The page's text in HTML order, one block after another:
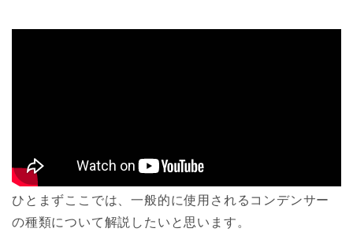
ひとまずここでは、一般的に使用されるコンデンサー
の種類について解説したいと思います。